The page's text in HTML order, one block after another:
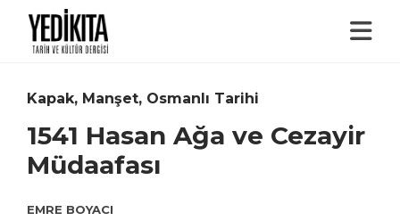
Kapak, Manşet, Osmanlı Tarihi
1541 Hasan Ağa ve Cezayir
Müdaafası
EMRE BOYACI